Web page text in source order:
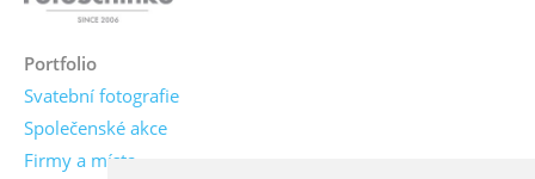
Portfolio
Svatební fotografie
Společenské akce
Firmy a místa